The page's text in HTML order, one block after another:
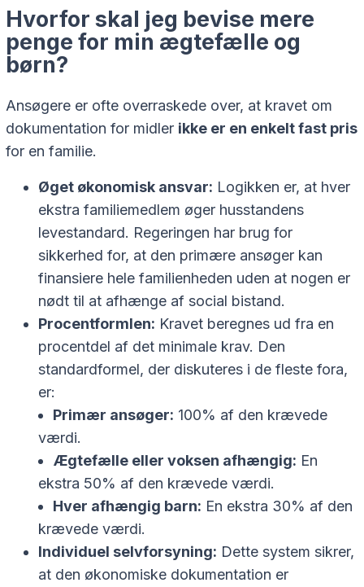
Hvorfor skal jeg bevise mere
penge for min ægtefælle og
børn?
Ansøgere er ofte overraskede over, at kravet om
dokumentation for midler ikke er en enkelt fast pris
for en familie.
Øget økonomisk ansvar: Logikken er, at hver
ekstra familiemedlem øger husstandens
levestandard. Regeringen har brug for
sikkerhed for, at den primære ansøger kan
finansiere hele familienheden uden at nogen er
nødt til at afhænge af social bistand.
Procentformlen: Kravet beregnes ud fra en
procentdel af det minimale krav. Den
standardformel, der diskuteres i de fleste fora,
er:
Primær ansøger: 100% af den krævede
værdi.
Ægtefælle eller voksen afhængig: En
ekstra 50% af den krævede værdi.
Hver afhængig barn: En ekstra 30% af den
krævede værdi.
Individuel selvforsyning: Dette system sikrer,
at den økonomiske dokumentation er